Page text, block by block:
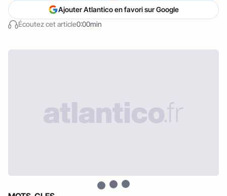
Écoutez cet article0:00min
Ajouter Atlantico en favori sur Google